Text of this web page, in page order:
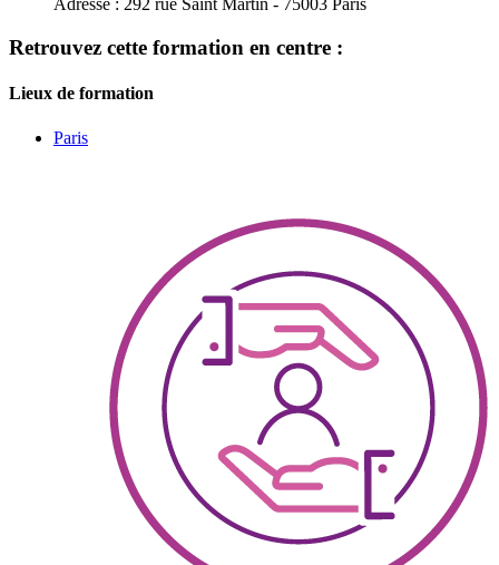
Adresse : 292 rue Saint Martin - 75003 Paris
Retrouvez cette formation en centre :
Lieux de formation
Paris